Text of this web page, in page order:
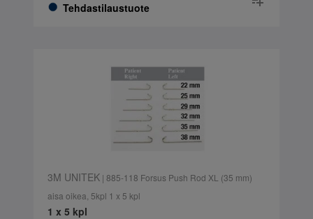
Tehdastilaustuote
3M UNITEK| 885-118 Forsus Push Rod XL (35 mm)
aisa oikea, 5kpl 1 x 5 kpl
1 x 5 kpl